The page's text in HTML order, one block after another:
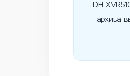
DH-
архива